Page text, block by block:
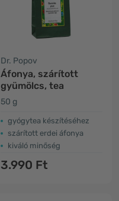
Dr. Popov
Áfonya, szárított
gyümölcs, tea
50 g
gyógytea készítéséhez
szárított erdei áfonya
kiváló minőség
3.990 Ft